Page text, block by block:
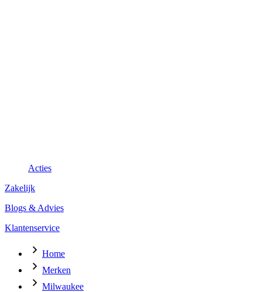
Acties
Zakelijk
Blogs & Advies
Klantenservice
Home
Merken
Milwaukee